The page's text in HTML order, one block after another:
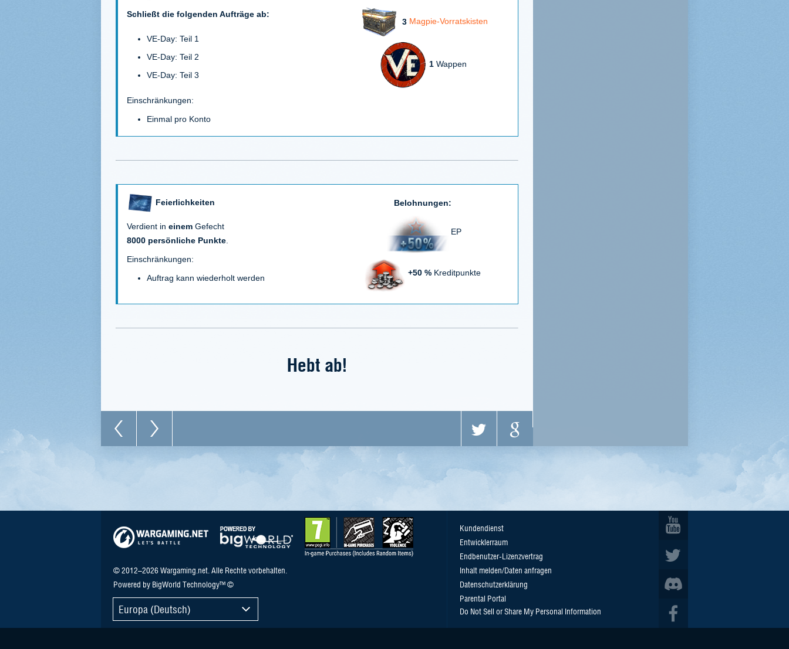
3 Magpie-Vorratskisten
1 Wappen
Schließt die folgenden Aufträge ab:
VE-Day: Teil 1
VE-Day: Teil 2
VE-Day: Teil 3
Einschränkungen:
Einmal pro Konto
Feierlichkeiten Belohnungen:
EP
+50 % Kreditpunkte
Verdient in einem Gefecht
8000 persönliche Punkte
Einschränkungen:
Auftrag kann wiederholt werden
Hebt ab!
© 2012–2026 Wargaming.net. Alle Rechte vorbehalten.
Powered by BigWorld Technology™ ©
Europa (Deutsch)
Kundendienst
Entwicklerraum
Endbenutzer-Lizenzvertrag
Inhalt melden/Daten anfragen
Datenschutzerklärung
Parental Portal
Do Not Sell or Share My Personal Information